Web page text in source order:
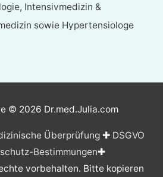
Intensivmedizin &
sowie Hypertensiologe
© 2026 Dr.med.Julia.com
Überprüfung✚ DSGVO
Bestimmungen✚
vorbehalten. Bitte kopieren